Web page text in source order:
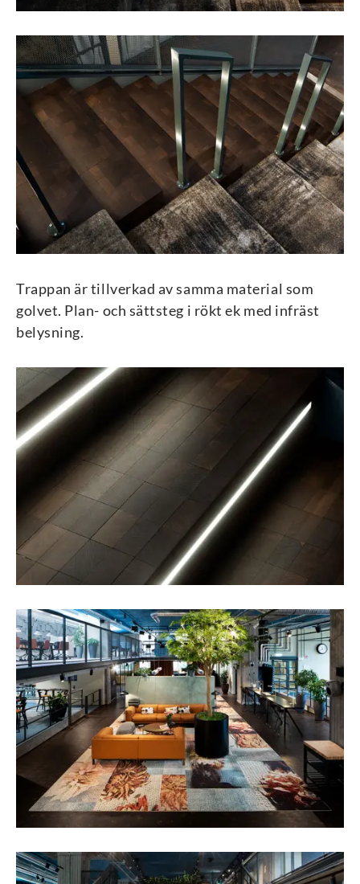
Trappan är tillverkad av samma material som
golvet. Plan- och sättsteg i rökt ek med infräst
belysning.